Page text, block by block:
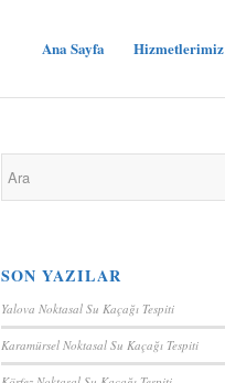
Ana Sayfa Hizmetlerimiz
SON YAZILAR
Yalova Noktasal Su Kaçağı Tespiti
Karamürsel Noktasal Su Kaçağı Tespiti